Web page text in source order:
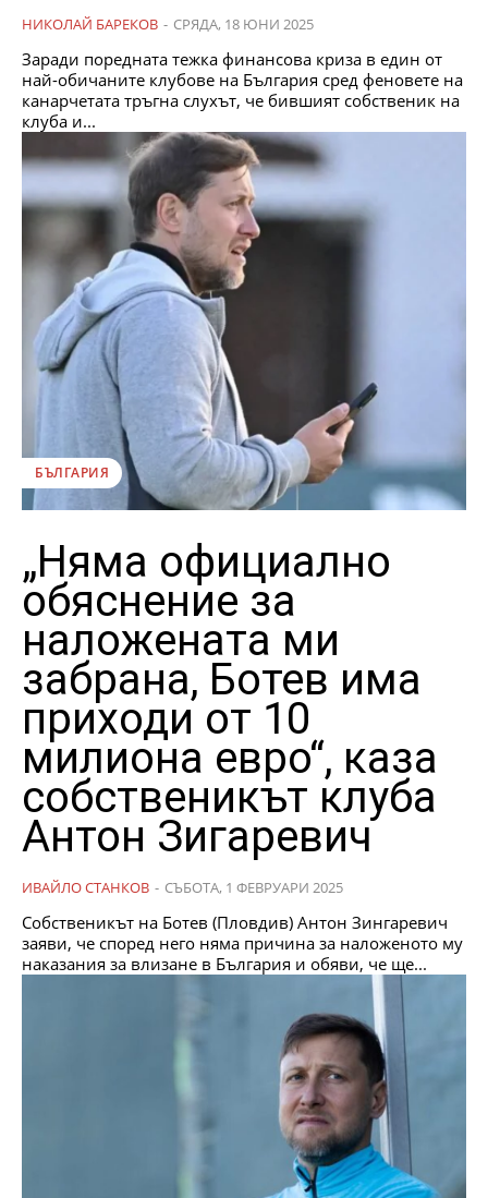
НИКОЛАЙ БАРЕКОВ - СРЯДА, 18 ЮНИ 2025
Заради поредната тежка финансова криза в един от
най-обичаните клубове на България сред феновете на
канарчетата тръгна слухът, че бившият собственик на
клуба и...
БЪЛГАРИЯ
„Няма официално
обяснение за
наложената ми
забрана, Ботев има
приходи от 10
милиона евро“, каза
собственикът клуба
Антон Зигаревич
ИВАЙЛО СТАНКОВ - СЪБОТА, 1 ФЕВРУАРИ 2025
Собственикът на Ботев (Пловдив) Антон Зингаревич
заяви, че според него няма причина за наложеното му
наказания за влизане в България и обяви, че ще...